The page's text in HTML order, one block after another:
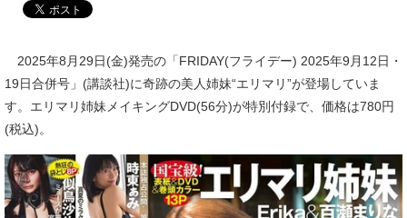
2025年8月29日(金)発売の「FRIDAY(フライデー) 2025年9月12日・
19日合併号」(講談社)に奇跡の美人姉妹“エリマリ”が登場していま
す。エリマリ姉妹メイキングDVD(56分)が特別付録で、価格は780円
(税込)。